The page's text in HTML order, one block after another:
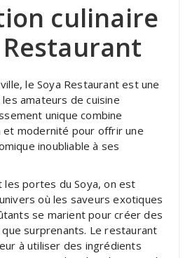
culinaire
Restaurant
le Soya Restaurant est une
amateurs de cuisine
unique combine
modernité pour offrir une
inoubliable à ses
les portes du Soya, on est
où les saveurs exotiques
se marient pour créer des
surprenants. Le restaurant
à utiliser des ingrédients